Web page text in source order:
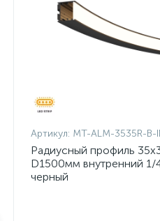
Артикул: MT-ALM-3535R-B-
Радиусный профиль
D1500мм внутренний 1/
черный